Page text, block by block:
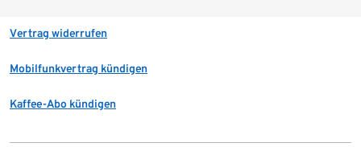
Vertrag widerrufen
Mobilfunkvertrag kündigen
Kaffee-Abo kündigen